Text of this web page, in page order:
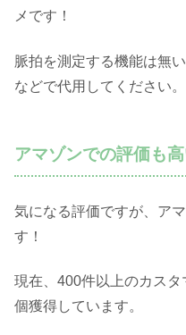
メです！
脈拍を測定する機能は無
などで代用してください。
アマゾンでの評価も
気になる評価ですが、ア
す！
現在、400件以上のカス
個獲得しています。